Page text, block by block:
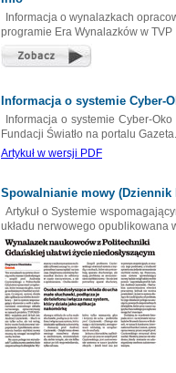
Informacja o wynalazkach
programie Era Wynalazków w
Informacja o systemie Cyber-
Informacja o systemie Cyber-
Fundacji Światło na portalu
Artykuł w wersji PDF
Spowalnianie mowy (Dziennik
Artykuł o Systemie
układu nerwowego opublikowana